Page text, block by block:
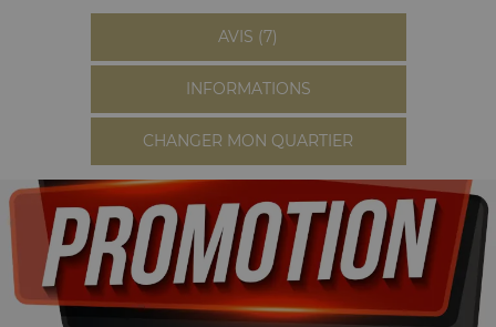
AVIS (7)
INFORMATIONS
CHANGER MON QUARTIER